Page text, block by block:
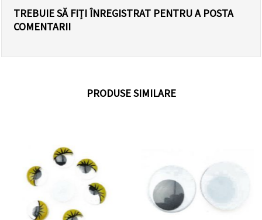
TREBUIE SĂ FIȚI ÎNREGISTRAT PENTRU A POSTA
COMENTARII
PRODUSE SIMILARE